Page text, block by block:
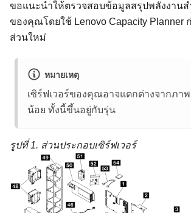
ขอแนะนำให้ตรวจสอบข้อมูลสรุปพลังงานส
ของคุณโดยใช้ Lenovo Capacity Planner
ส่วนใหม่
หมายเหตุ
เซิร์ฟเวอร์ของคุณอาจแตกต่างจากภา
น้อย ทั้งนี้ขึ้นอยู่กับรุ่น
รูปที่ 1. ส่วนประกอบเซิร์ฟเวอร์